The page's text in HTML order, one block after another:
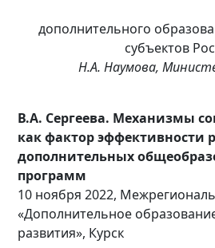
дополнительного
субъектов
Н.А. Наумова,
В.А. Сергеева. Механизмы
как фактор эффективности
дополнительных
программ
10 ноября 2022,
«Дополнительное
развития», Курск